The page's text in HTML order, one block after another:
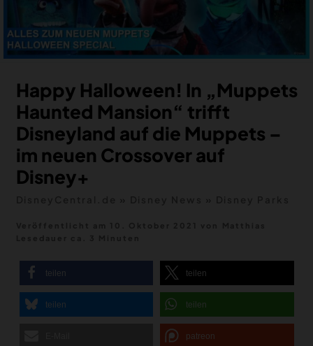
DEALS
MEIN HQ
50
Happy Halloween! In „Muppets
Haunted Mansion“ trifft
Disneyland auf die Muppets –
im neuen Crossover auf
Disney+
teilen teilen
teilen teilen
patreon